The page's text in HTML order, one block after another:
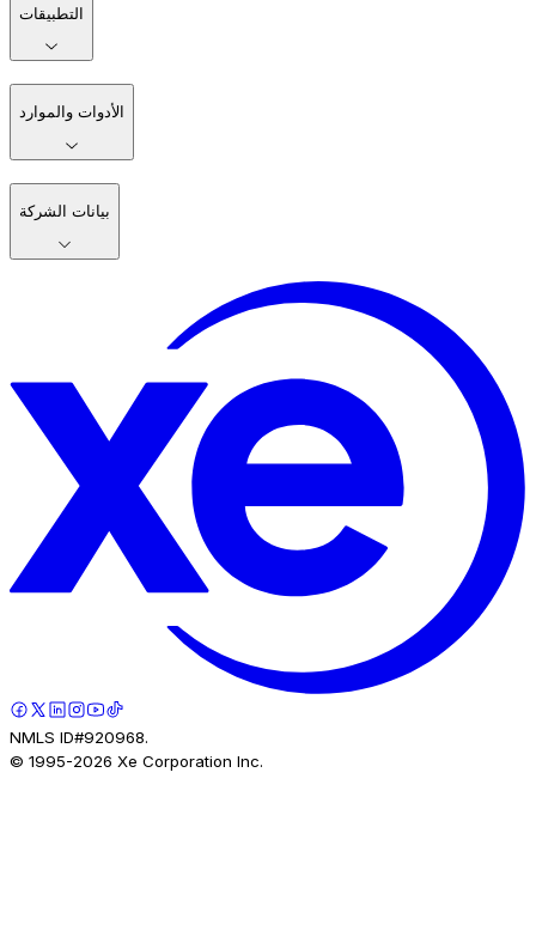
التطبيقات
الأدوات والموارد
بيانات الشركة
NMLS ID#920968.
© 1995-2026 Xe Corporation Inc.